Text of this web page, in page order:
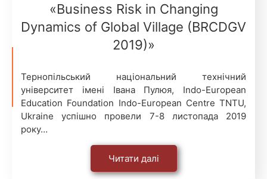
«Business Risk in Changing
Dynamics of Global Village (BRCDGV
2019)»
Тернопільський національний технічний
університет імені Івана Пулюя, Indo-European
Education Foundation Indo-European Centre TNTU,
Ukraine успішно провели 7-8 листопада 2019
року…
Читати далі